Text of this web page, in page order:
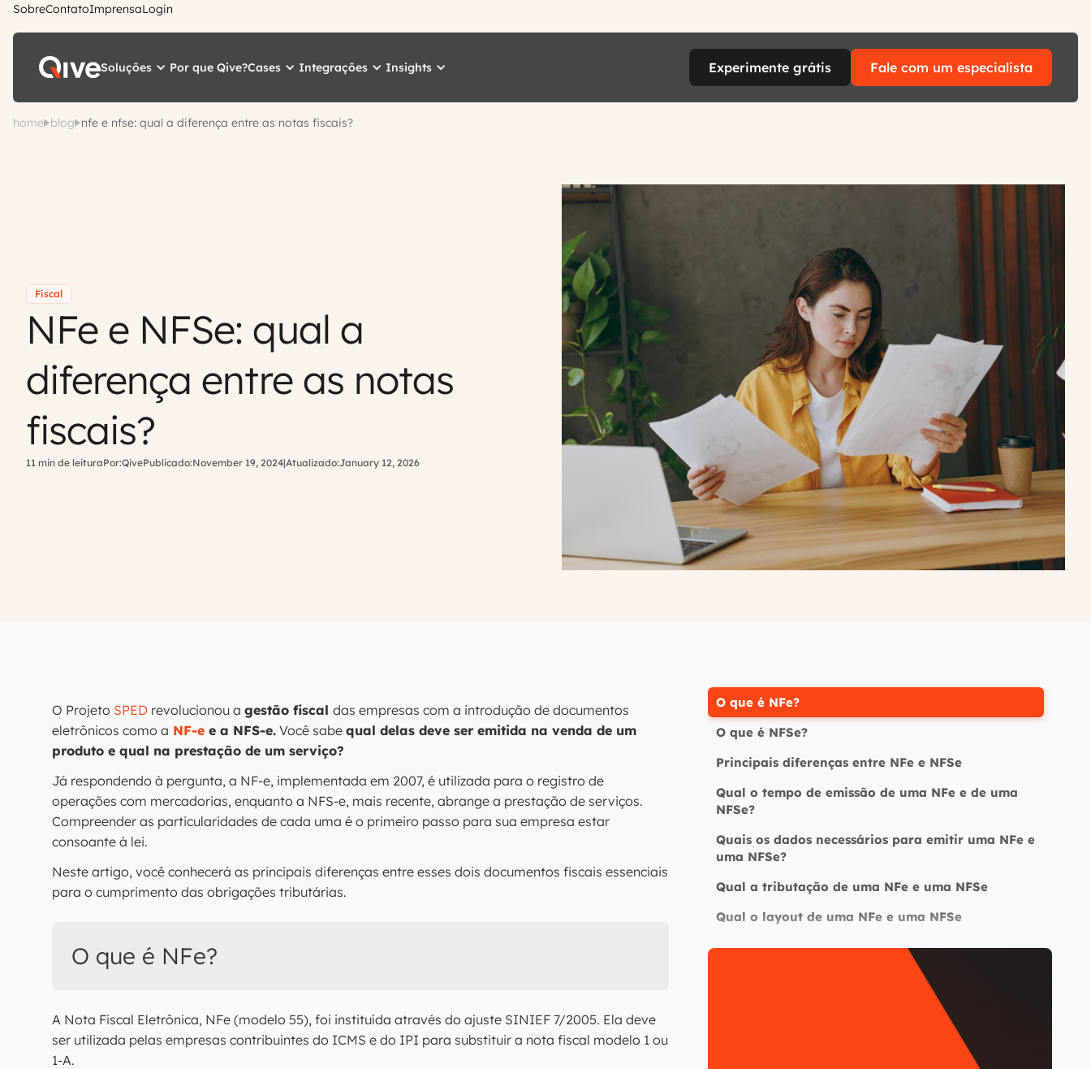
SobreContatoImprensaLogin
Soluções Por que Qive?Cases Integrações Insights Experimente grátis Fale com um especialista
home blog nfe e nfse: qual a diferença entre as notas fiscais?
Fiscal
NFe e NFSe: qual a
diferença entre as notas
fiscais?
11 min de leituraPor:QivePublicado:November 19, 2024|Atualizado:January 12, 2026
O que é NFe?
O que é NFSe?
Principais diferenças entre NFe e NFSe
Qual o tempo de emissão de uma NFe e de uma
NFSe?
Quais os dados necessários para emitir uma NFe e
uma NFSe?
Qual a tributação de uma NFe e uma NFSe
Qual o layout de uma NFe e uma NFSe
O Projeto SPED revolucionou a gestão fiscal das empresas com a introdução de documentos
eletrônicos como a NF-e e a NFS-e. Você sabe qual delas deve ser emitida na venda de um
produto e qual na prestação de um serviço?
Já respondendo à pergunta, a NF-e, implementada em 2007, é utilizada para o registro de
operações com mercadorias, enquanto a NFS-e, mais recente, abrange a prestação de serviços.
Compreender as particularidades de cada uma é o primeiro passo para sua empresa estar
consoante à lei.
Neste artigo, você conhecerá as principais diferenças entre esses dois documentos fiscais essenciais
para o cumprimento das obrigações tributárias.
O que é NFe?
A Nota Fiscal Eletrônica, NFe (modelo 55), foi instituída através do ajuste SINIEF 7/2005. Ela deve
ser utilizada pelas empresas contribuintes do ICMS e do IPI para substituir a nota fiscal modelo 1 ou
1-A.